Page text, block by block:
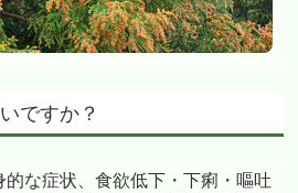
ですか？
な症状、食欲低下・下痢・嘔吐